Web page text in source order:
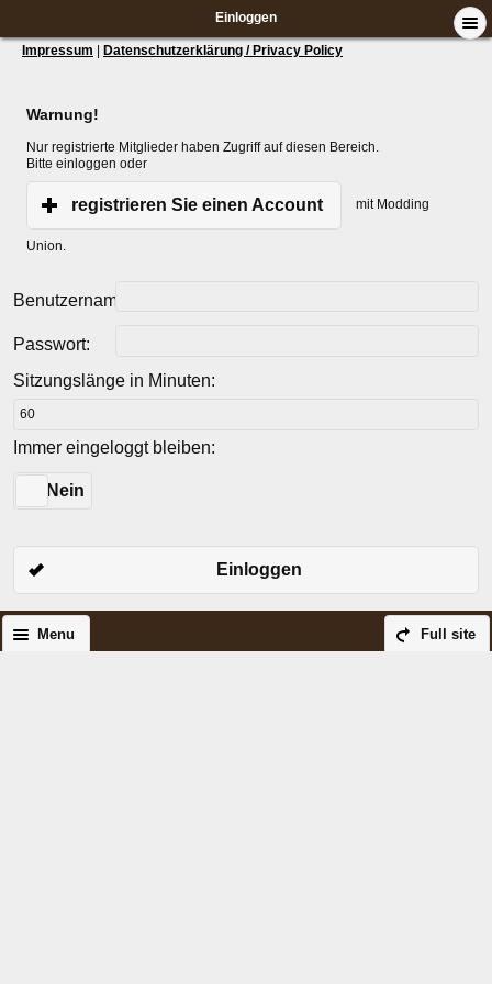
Einloggen
Impressum Datenschutzerklärung / Privacy Policy
Warnung!
Nur registrierte Mitglieder haben Zugriff auf diesen Bereich.
Bitte einloggen oder
registrieren Sie einen Account mit Modding
Union.
Benutzername:
Passwort:
Sitzungslänge in Minuten:
Immer eingeloggt bleiben:
Nein
Einloggen
Full site
Menu